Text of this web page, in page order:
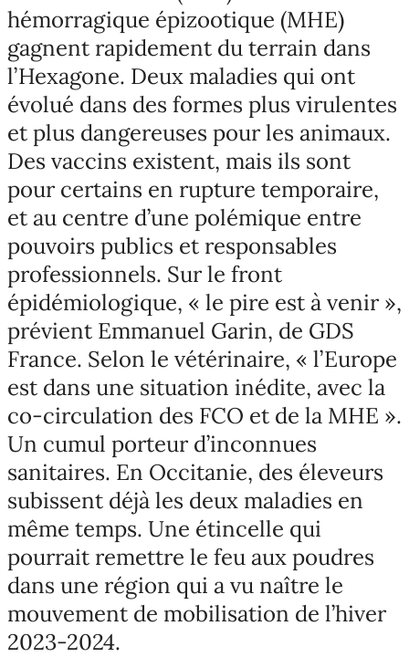
hémorragique épizootique (MHE)
gagnent rapidement du terrain dans
l’Hexagone. Deux maladies qui ont
évolué dans des formes plus virulentes
et plus dangereuses pour les animaux.
Des vaccins existent, mais ils sont
pour certains en rupture temporaire,
et au centre d’une polémique entre
pouvoirs publics et responsables
professionnels. Sur le front
épidémiologique, « le pire est à venir »,
prévient Emmanuel Garin, de GDS
France. Selon le vétérinaire, « l’Europe
est dans une situation inédite, avec la
co-circulation des FCO et de la MHE ».
Un cumul porteur d’inconnues
sanitaires. En Occitanie, des éleveurs
subissent déjà les deux maladies en
même temps. Une étincelle qui
pourrait remettre le feu aux poudres
dans une région qui a vu naître le
mouvement de mobilisation de l’hiver
2023-2024.